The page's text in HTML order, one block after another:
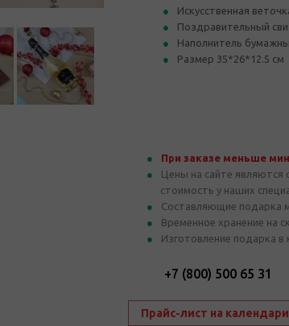
Искусственная
Поздравительный
Наполнитель
Размер 35*26*12.5 см
При заказе меньше
Цены на сайте являются
стоимость у наших
Составляющие подарка
Временное хранение на
Изготовление подарка
+7 (800) 500 65 31
Прайс-лист на календари